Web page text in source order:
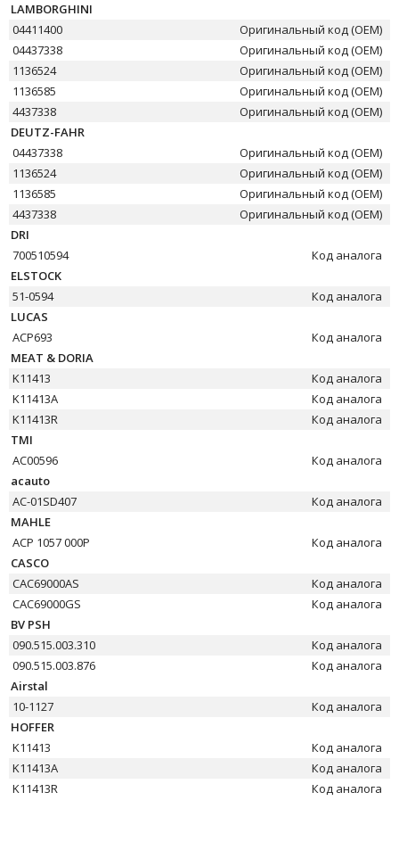
LAMBORGHINI
04411400
Оригинальный код (OEM)
04437338
Оригинальный код (OEM)
1136524
Оригинальный код (OEM)
1136585
Оригинальный код (OEM)
4437338
Оригинальный код (OEM)
DEUTZ-FAHR
04437338
Оригинальный код (OEM)
1136524
Оригинальный код (OEM)
1136585
Оригинальный код (OEM)
4437338
Оригинальный код (OEM)
DRI
700510594
Код аналога
ELSTOCK
51-0594
Код аналога
LUCAS
ACP693
Код аналога
MEAT & DORIA
K11413
Код аналога
K11413A
Код аналога
K11413R
Код аналога
TMI
AC00596
Код аналога
acauto
AC-01SD407
Код аналога
MAHLE
ACP 1057 000P
Код аналога
CASCO
CAC69000AS
Код аналога
CAC69000GS
Код аналога
BV PSH
090.515.003.310
Код аналога
090.515.003.876
Код аналога
Airstal
10-1127
Код аналога
HOFFER
K11413
Код аналога
K11413A
Код аналога
K11413R
Код аналога